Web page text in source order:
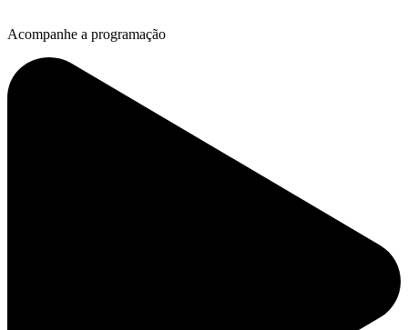
Acompanhe a programação